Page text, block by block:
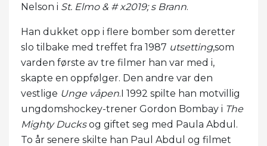
Nelson i St. Elmo & # x2019; s Brann.
Han dukket opp i flere bomber som deretter
slo tilbake med treffet fra 1987 utsetting,som
varden første av tre filmer han var med i,
skapte en oppfølger. Den andre var den
vestlige Unge våpen.I 1992 spilte han motvillig
ungdomshockey-trener Gordon Bombay i The
Mighty Ducksog giftet seg med Paula Abdul.
To år senere skilte han Paul Abdul og filmet